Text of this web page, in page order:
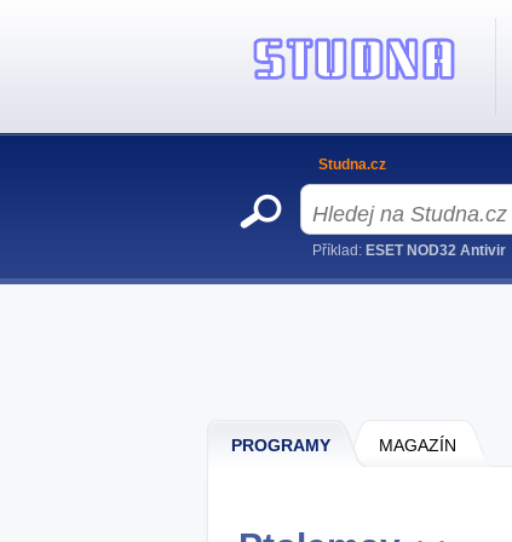
PROGRAMY MAGAZÍN
Studna.cz
Příklad: ESET NOD32 Antivir